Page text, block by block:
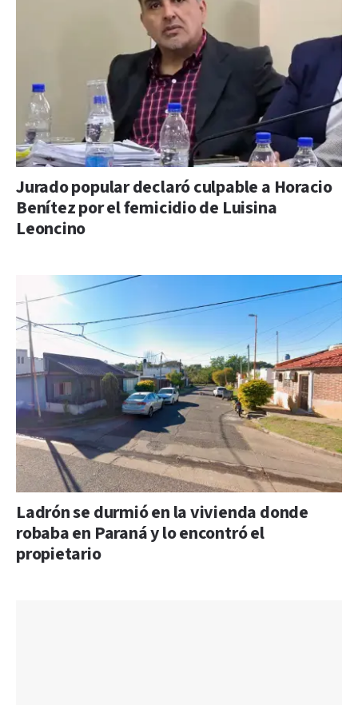
Jurado popular declaró culpable a Horacio
Benítez por el femicidio de Luisina
Leoncino
Ladrón se durmió en la vivienda donde
robaba en Paraná y lo encontró el
propietario